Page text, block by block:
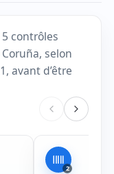
contrôles
selon
avant d’être
2